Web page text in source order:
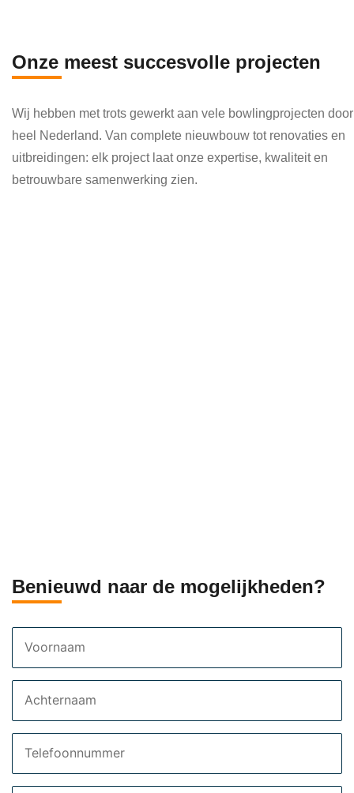
kund
Onze meest succesvolle projecten
Wij hebben met trots gewerkt aan vele bowlingprojecten door
heel Nederland. Van complete nieuwbouw tot renovaties en
uitbreidingen: elk project laat onze expertise, kwaliteit en
betrouwbare samenwerking zien.
Benieuwd naar de mogelijkheden?